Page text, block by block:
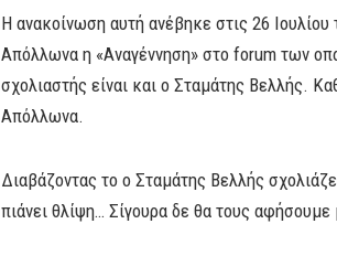
Η ανακοίνωση αυτή ανέβηκε στις 26
Απόλλωνα η «Αναγέννηση» στο forum των
σχολιαστής είναι και ο Σταμάτης Βελλής.
Απόλλωνα.
Διαβάζοντας το ο Σταμάτης Βελλής
πιάνει θλίψη… Σίγουρα δε θα τους